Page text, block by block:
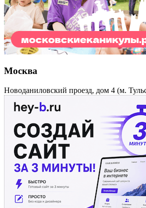
Москва
Новоданиловский проезд, дом 4 (м.